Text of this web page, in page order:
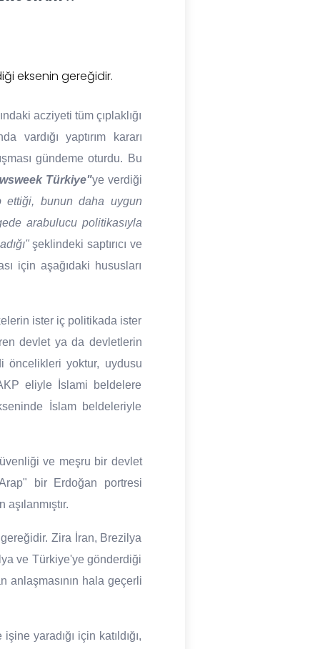
eksenin gereğidir.
acziyeti tüm çıplaklığı
vardığı yaptırım kararı
gündeme oturdu. Bu
Türkiye"ye verdiği
ettiği, bunun daha uygun
arabulucu politikasıyla
şeklindeki saptırıcı ve
için aşağıdaki hususları
ister iç politikada ister
devlet ya da devletlerin
öncelikleri yoktur, uydusu
eliyle İslami beldelere
İslam beldeleriyle
ve meşru bir devlet
bir Erdoğan portresi
Zira İran, Brezilya
ve Türkiye'ye gönderdiği
anlaşmasının hala geçerli
yaradığı için katıldığı,